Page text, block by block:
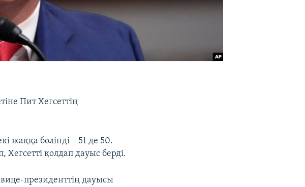
Пит Хегсеттің
жаққа бөлінді – 51 де 50.
қолдап дауыс берді.
президенттің дауысы